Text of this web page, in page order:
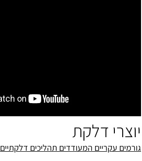
יוצרי דלקת
גורמים עקריים המעודדים תהליכים דלקתיים